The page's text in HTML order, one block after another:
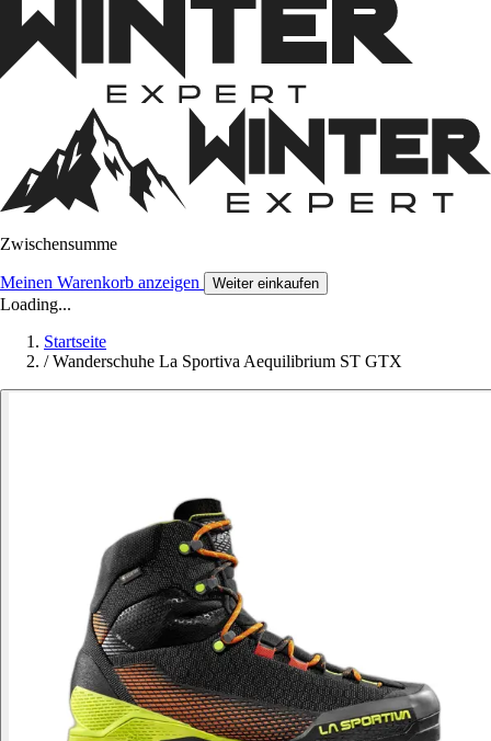
Zwischensumme
Meinen Warenkorb anzeigen Weiter einkaufen
Loading...
Startseite
/ Wanderschuhe La Sportiva Aequilibrium ST GTX